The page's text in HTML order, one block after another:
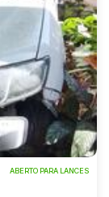
ABERTO PARA LANCES